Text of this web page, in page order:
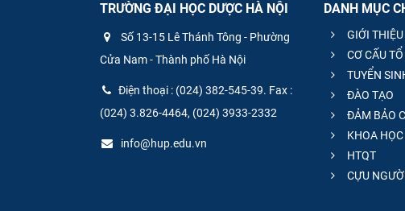
TRƯỜNG ĐẠI HỌC DƯỢC HÀ NỘI
Số 13-15 Lê Thánh Tông - Phường
Cửa Nam - Thành phố Hà Nội
Điện thoại : (024) 382-545-39. Fax :
(024) 3.826-4464, (024) 3933-2332
info@hup.edu.vn
DANH MỤC
GIỚI THIỆU
CƠ CẤU
TUYỂN
ĐÀO TẠO
ĐẢM BẢO
KHOA
HTQT
CỰU